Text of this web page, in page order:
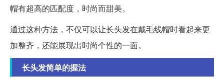
帽有超高的匹配度，时尚而甜美。
通过这种方法，不仅可以让长头发在戴毛线帽时看起来更
加整齐，还能展现出时尚个性的一面。
长头发简单的握法